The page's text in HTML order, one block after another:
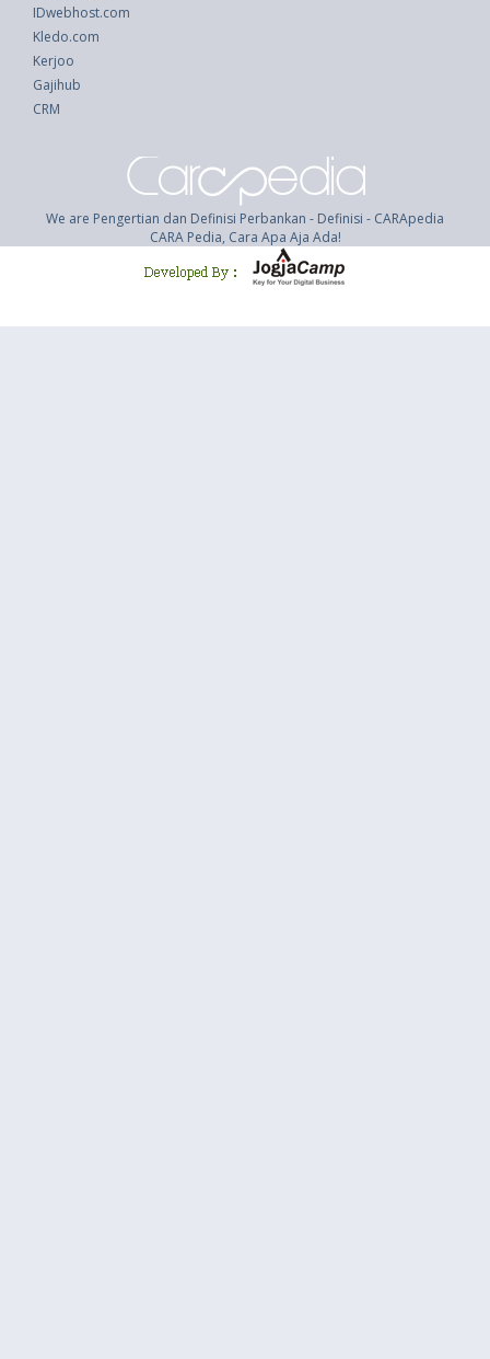
IDwebhost.com
Kledo.com
Kerjoo
Gajihub
CRM
We are Pengertian dan Definisi Perbankan - Definisi - CARApedia
CARA Pedia, Cara Apa Aja Ada!